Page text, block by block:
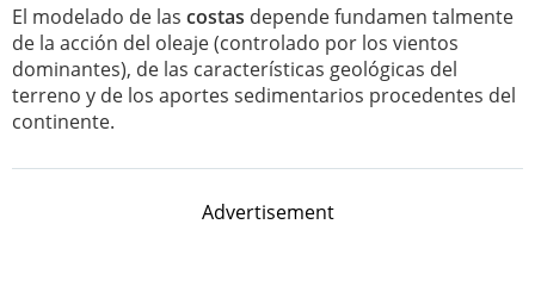
El modelado de las costas depende fundamen talmente
de la acción del oleaje (controlado por los vientos
dominantes), de las características geológicas del
terreno y de los aportes sedimentarios procedentes del
continente.
Advertisement